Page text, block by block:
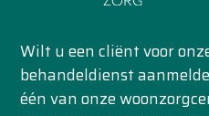
Wilt u een cliënt voor
behandeldienst
één van onze